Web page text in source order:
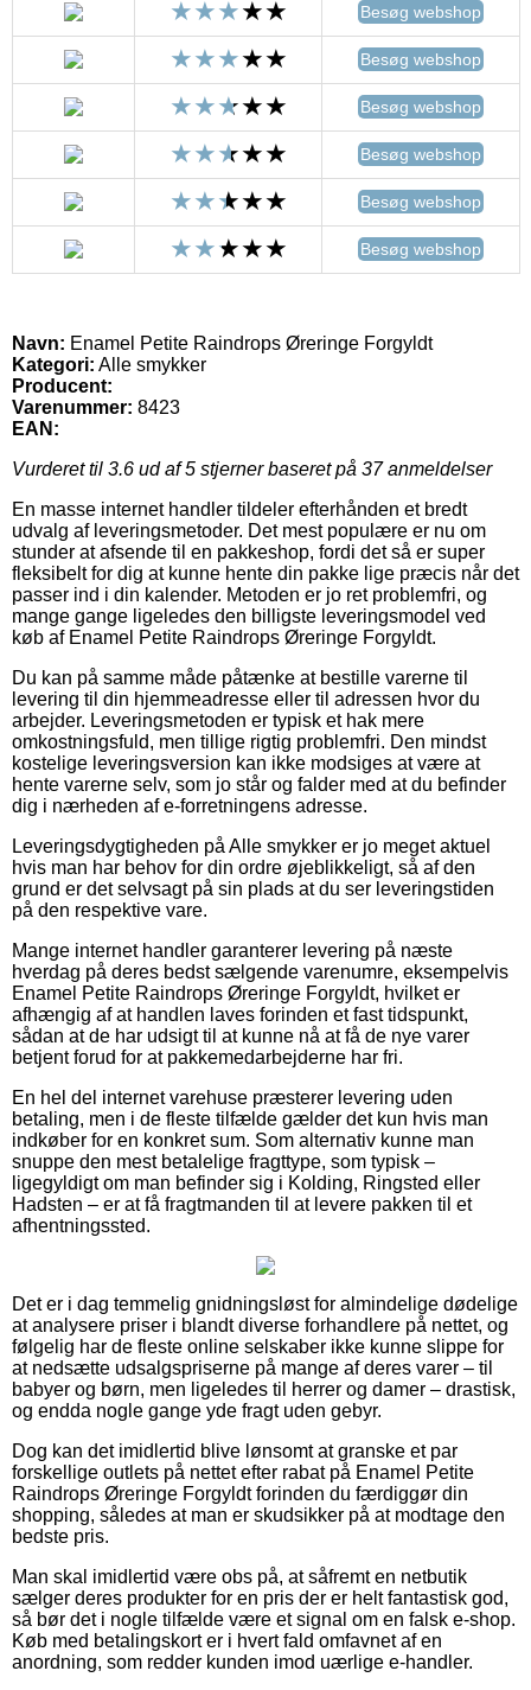
Besøg webshop
Besøg webshop
Besøg webshop
Besøg webshop
Besøg webshop
Besøg webshop
Navn: Enamel Petite Raindrops Øreringe Forgyldt
Kategori: Alle smykker
Producent:
Varenummer: 8423
EAN:
Vurderet til 3.6 ud af 5 stjerner baseret på 37anmeldelser
En masse internet handler tildeler efterhånden et bredt
udvalg af leveringsmetoder. Det mest populære er nu om
stunder at afsende til en pakkeshop, fordi det så er super
fleksibelt for dig at kunne hente din pakke lige præcis når det
passer ind i din kalender. Metoden er jo ret problemfri, og
mange gange ligeledes den billigste leveringsmodel ved
køb af Enamel Petite Raindrops Øreringe Forgyldt.
Du kan på samme måde påtænke at bestille varerne til
levering til din hjemmeadresse eller til adressen hvor du
arbejder. Leveringsmetoden er typisk et hak mere
omkostningsfuld, men tillige rigtig problemfri. Den mindst
kostelige leveringsversion kan ikke modsiges at være at
hente varerne selv, som jo står og falder med at du befinder
dig i nærheden af e-forretningens adresse.
Leveringsdygtigheden på Alle smykker er jo meget aktuel
hvis man har behov for din ordre øjeblikkeligt, så af den
grund er det selvsagt på sin plads at du ser leveringstiden
på den respektive vare.
Mange internet handler garanterer levering på næste
hverdag på deres bedst sælgende varenumre, eksempelvis
Enamel Petite Raindrops Øreringe Forgyldt, hvilket er
afhængig af at handlen laves forinden et fast tidspunkt,
sådan at de har udsigt til at kunne nå at få de nye varer
betjent forud for at pakkemedarbejderne har fri.
En hel del internet varehuse præsterer levering uden
betaling, men i de fleste tilfælde gælder det kun hvis man
indkøber for en konkret sum. Som alternativ kunne man
snuppe den mest betalelige fragttype, som typisk –
ligegyldigt om man befinder sig i Kolding, Ringsted eller
Hadsten – er at få fragtmanden til at levere pakken til et
afhentningssted.
Det er i dag temmelig gnidningsløst for almindelige dødelige
at analysere priser i blandt diverse forhandlere på nettet, og
følgelig har de fleste online selskaber ikke kunne slippe for
at nedsætte udsalgspriserne på mange af deres varer – til
babyer og børn, men ligeledes til herrer og damer – drastisk,
og endda nogle gange yde fragt uden gebyr.
Dog kan det imidlertid blive lønsomt at granske et par
forskellige outlets på nettet efter rabat på Enamel Petite
Raindrops Øreringe Forgyldt forinden du færdiggør din
shopping, således at man er skudsikker på at modtage den
bedste pris.
Man skal imidlertid være obs på, at såfremt en netbutik
sælger deres produkter for en pris der er helt fantastisk god,
så bør det i nogle tilfælde være et signal om en falsk e-shop.
Køb med betalingskort er i hvert fald omfavnet af en
anordning, som redder kunden imod uærlige e-handler.